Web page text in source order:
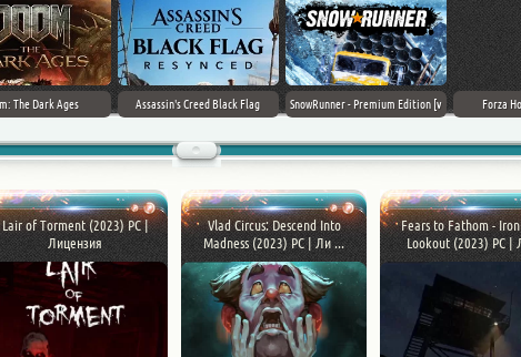
Death Stranding 2: On The Beach Frostpunk 2 [v 1.6.0] Gothic 1 Remake (2026)
Lair of Torment (2023) PC |
Лицензия
Vlad Circus: Descend Into
Madness (2023) PC | Ли ...
Fears to Fathom -
Lookout (2023) PC |